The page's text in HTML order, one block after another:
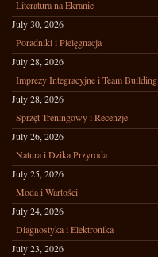
Literatura na Ekranie
July 30, 2026
Poradniki i Pielęgnacja
July 28, 2026
Imprezy Integracyjne i Team Building
July 28, 2026
Sprzęt Treningowy i Recenzje
July 26, 2026
Natura i Dzika Przyroda
July 25, 2026
Moda i Wartości
July 24, 2026
Diagnostyka i Elektronika
July 23, 2026